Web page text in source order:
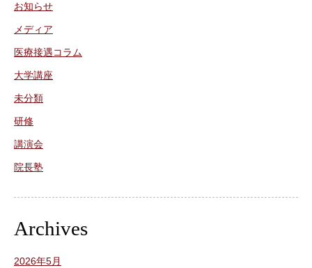
お知らせ
メディア
医療接遇コラム
大学講座
未分類
研修
講演会
院長塾
Archives
2026年5月